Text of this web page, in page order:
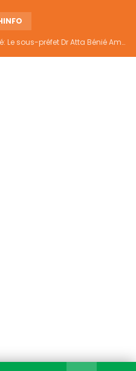
Indépendance 2026 À Yakassé-Mé: Le sous-préfet Dr Atta Bénié Amédé appelle à l’unité, à la sécurité et au développement